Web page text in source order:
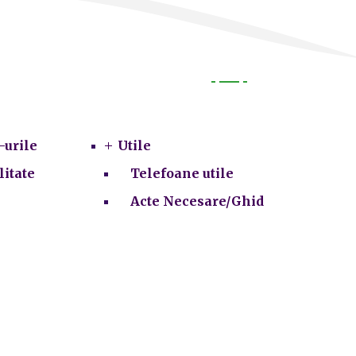
urile
Utile
Telefoane utile
Acte Necesare/Ghid